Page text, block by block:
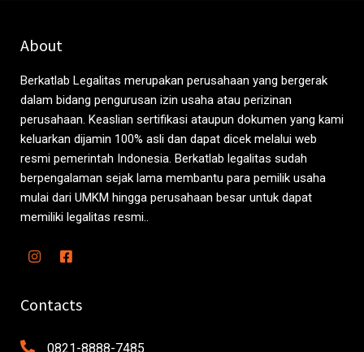
About
Berkatlab Legalitas merupakan perusahaan yang bergerak
dalam bidang pengurusan izin usaha atau perizinan
perusahaan. Keaslian sertifikasi ataupun dokumen yang kami
keluarkan dijamin 100% asli dan dapat dicek melalui web
resmi pemerintah Indonesia. Berkatlab legalitas sudah
berpengalaman sejak lama membantu para pemilik usaha
mulai dari UMKM hingga perusahaan besar untuk dapat
memiliki legalitas resmi..
Contacts
0821-8888-7485